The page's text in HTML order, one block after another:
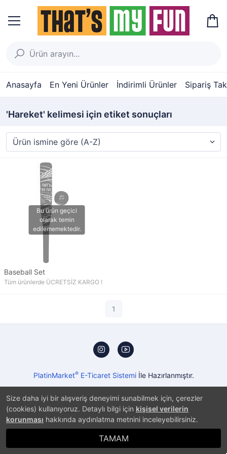
Anasayfa En Yeni Ürünler İndirimli Ürünler Sipariş
Size daha iyi bir alışveriş deneyimi sunabilmek için, çerezler
(cookies) kullanıyoruz. Detaylı bilgi için kişisel verilerin
korunması hakkında aydınlatma metnini inceleyebilirsiniz.
TAMAM
'Hareket' kelimesi için etiket sonuçları
Baseball Set
Tüm ürünlerde ÜCRETSİZ KARGO !
1
PlatinMarket®E-Ticaret Sistemiİle Hazırlanmıştır.